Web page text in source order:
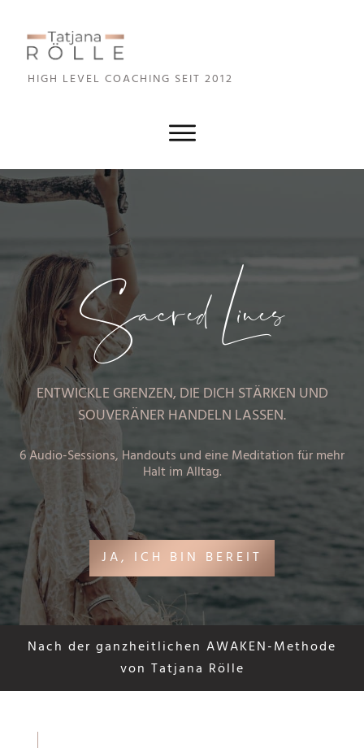
HIGH LEVEL COACHING SEIT 2012
Sacred Lines
ENTWICKLE GRENZEN, DIE DICH STÄRKEN UND
SOUVERÄNER HANDELN LASSEN.
6 Audio-Sessions, Handouts und eine Meditation für mehr
Halt im Alltag.
JA, ICH BIN BEREIT
Nach der ganzheitlichen AWAKEN-Methode
von Tatjana Rölle